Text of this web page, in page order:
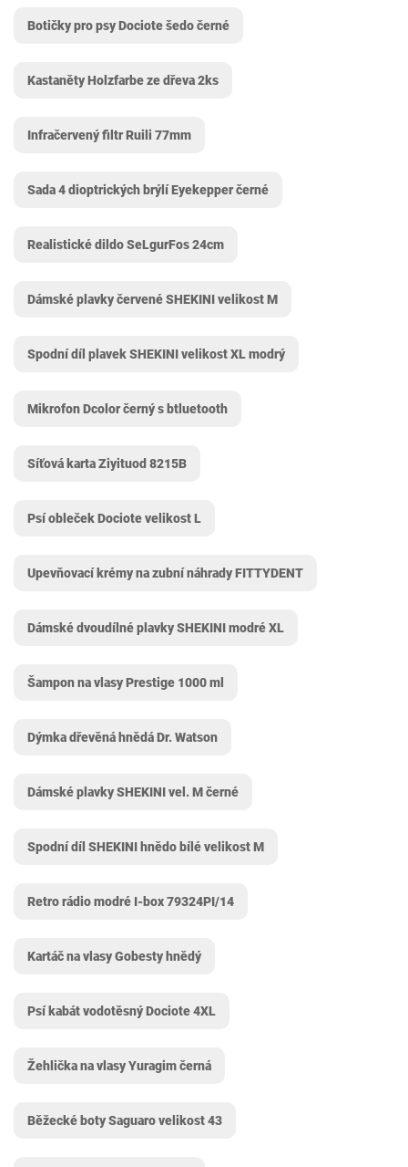
Botičky pro psy Dociote šedo černé
Kastaněty Holzfarbe ze dřeva 2ks
Infračervený filtr Ruili 77mm
Sada 4 dioptrických brýlí Eyekepper černé
Realistické dildo SeLgurFos 24cm
Dámské plavky červené SHEKINI velikost M
Spodní díl plavek SHEKINI velikost XL modrý
Mikrofon Dcolor černý s btluetooth
Síťová karta Ziyituod 8215B
Psí obleček Dociote velikost L
Upevňovací krémy na zubní náhrady FITTYDENT
Dámské dvoudílné plavky SHEKINI modré XL
Šampon na vlasy Prestige 1000 ml
Dýmka dřevěná hnědá Dr. Watson
Dámské plavky SHEKINI vel. M černé
Spodní díl SHEKINI hnědo bílé velikost M
Retro rádio modré I-box 79324PI/14
Kartáč na vlasy Gobesty hnědý
Psí kabát vodotěsný Dociote 4XL
Žehlička na vlasy Yuragim černá
Běžecké boty Saguaro velikost 43